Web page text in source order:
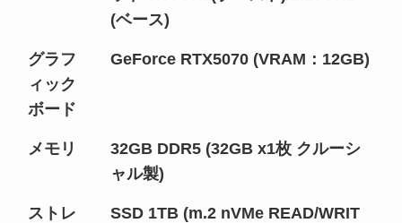
(ベース)
グラフ
ィック
ボード
GeForce RTX5070 (VRAM：12GB)
メモリ
32GB DDR5 (32GB x1枚 クルーシ
ャル製)
ストレ
SSD 1TB (m.2 nVMe READ/WRIT